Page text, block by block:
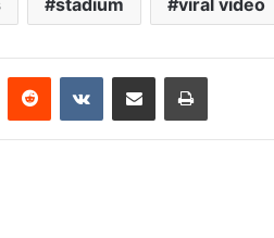
Reddit VKontakteShare via Email Print